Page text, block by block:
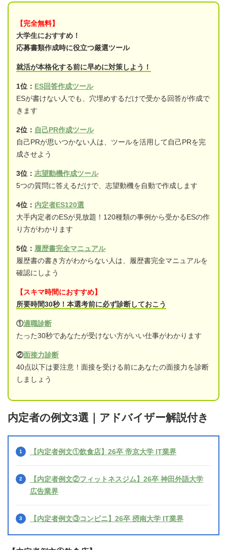
【完全無料】
大学生におすすめ！
応募書類作成時に役立つ厳選ツール
就活が本格化する前に早めに対策しよう！
1位： ES回答作成ツール
ESが書けない人でも、穴埋めするだけで受かる回答が作成で
きます
2位： 自己PR作成ツール
自己PRが思いつかない人は、ツールを活用して自己PRを完
成させよう
3位： 志望動機作成ツール
5つの質問に答えるだけで、志望動機を自動で作成します
4位： 内定者ES120選
大手内定者のESが見放題！120種類の事例から受かるESの作
り方がわかります
5位： 履歴書完全マニュアル
履歴書の書き方がわからない人は、履歴書完全マニュアルを
確認にしよう
【スキマ時間におすすめ】
所要時間30秒！本選考前に必ず診断しておこう
①適職診断
たった30秒であなたが受けない方がいい仕事がわかります
②面接力診断
40点以下は要注意！面接を受ける前にあなたの面接力を診断
しましょう
内定者の例文3選｜アドバイザー解説付き
【内定者例文①飲食店】26卒 帝京大学 IT業界
【内定者例文②フィットネスジム】26卒 神田外語大学
広告業界
【内定者例文③コンビニ】26卒 摂南大学 IT業界